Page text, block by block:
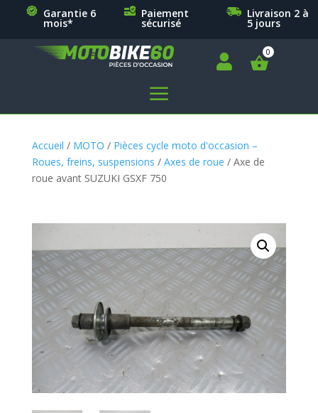
Garantie 6
mois*
Paiement
sécurisé
Livraison 2 à
5 jours

a
Accueil / MOTO / Pièces cycle moto d'occasion –
Roues, freins, suspensions / Axes de roue / Axe de
roue avant SUZUKI GSXF 750